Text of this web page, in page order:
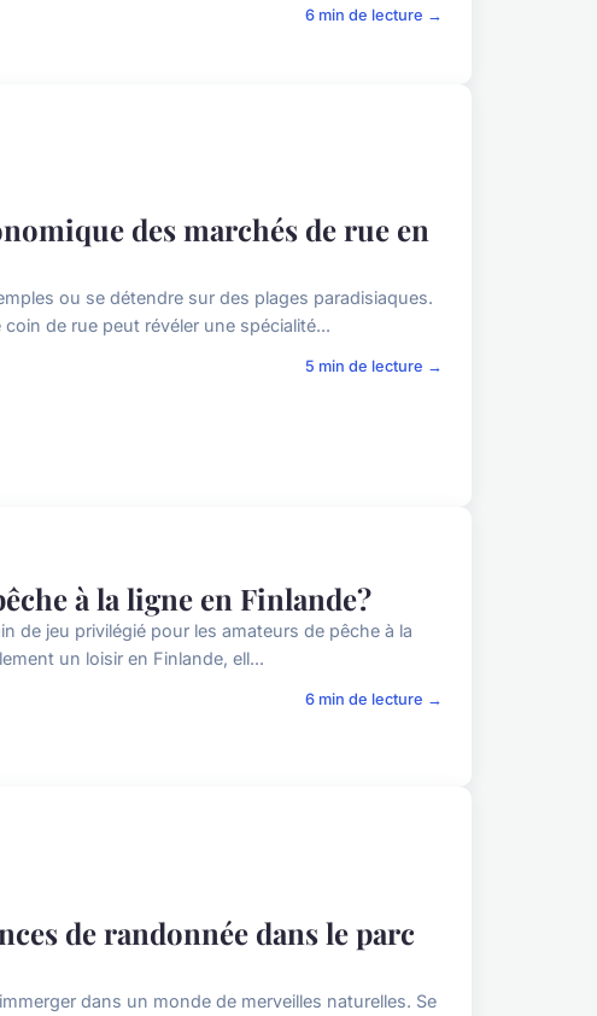
6 min de lecture →
des marchés de rue en
ou se détendre sur des plages paradisiaques.
de rue peut révéler une spécialité...
5 min de lecture →
à la ligne en Finlande?
de jeu privilégié pour les amateurs de pêche à la
un loisir en Finlande, ell...
6 min de lecture →
de randonnée dans le parc
dans un monde de merveilles naturelles. Se